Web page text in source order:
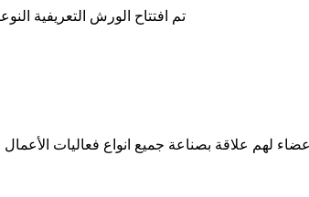
تم افتتاح الورش التعريفية النوعية يوم الاحد ١٩ يناير في جدة بكلية
لهم علاقة بصناعة جميع انواع فعاليات